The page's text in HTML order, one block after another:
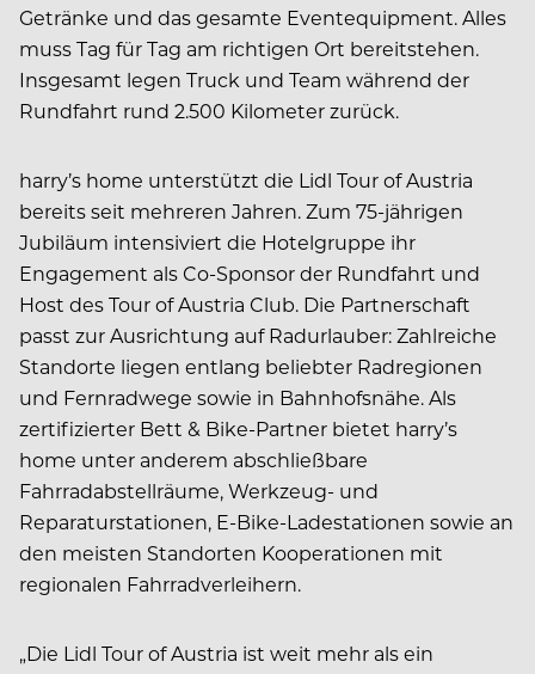
Getränke und das gesamte Eventequipment. Alles
muss Tag für Tag am richtigen Ort bereitstehen.
Insgesamt legen Truck und Team während der
Rundfahrt rund 2.500 Kilometer zurück.
harry’s home unterstützt die Lidl Tour of Austria
bereits seit mehreren Jahren. Zum 75-jährigen
Jubiläum intensiviert die Hotelgruppe ihr
Engagement als Co-Sponsor der Rundfahrt und
Host des Tour of Austria Club. Die Partnerschaft
passt zur Ausrichtung auf Radurlauber: Zahlreiche
Standorte liegen entlang beliebter Radregionen
und Fernradwege sowie in Bahnhofsnähe. Als
zertifizierter Bett & Bike-Partner bietet harry’s
home unter anderem abschließbare
Fahrradabstellräume, Werkzeug- und
Reparaturstationen, E-Bike-Ladestationen sowie an
den meisten Standorten Kooperationen mit
regionalen Fahrradverleihern.
„Die Lidl Tour of Austria ist weit mehr als ein